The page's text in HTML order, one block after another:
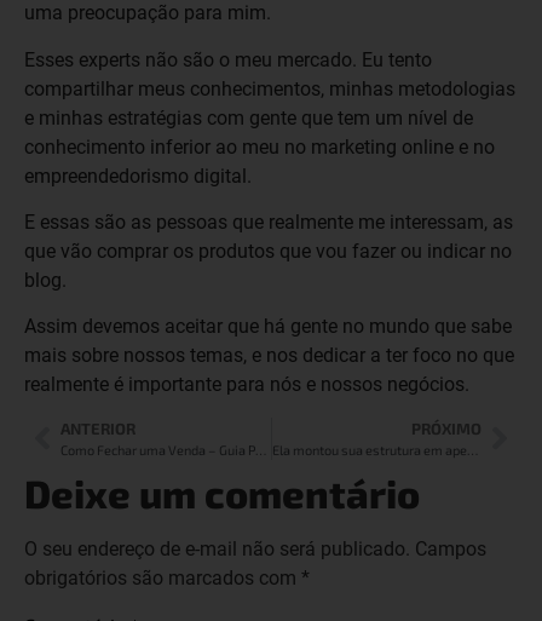
uma preocupação para mim.
Esses experts não são o meu mercado. Eu tento
compartilhar meus conhecimentos, minhas metodologias
e minhas estratégias com gente que tem um nível de
conhecimento inferior ao meu no marketing online e no
empreendedorismo digital.
E essas são as pessoas que realmente me interessam, as
que vão comprar os produtos que vou fazer ou indicar no
blog.
Assim devemos aceitar que há gente no mundo que sabe
mais sobre nossos temas, e nos dedicar a ter foco no que
realmente é importante para nós e nossos negócios.
ANTERIOR PRÓXIMO
Deixe um comentário
O seu endereço de e-mail não será publicado. Campos
obrigatórios são marcados com *